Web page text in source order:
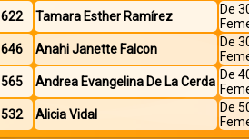
622 Tamara Esther Ramírez
De
646 Anahi Janette Falcon
De
565 Andrea Evangelina De La Cerda De
532 Alicia Vidal
De